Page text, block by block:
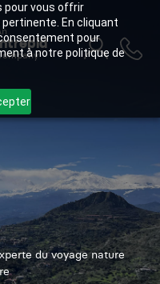
pour vous offrir
pertinente. En cliquant
pour
à notre politique de
du voyage nature